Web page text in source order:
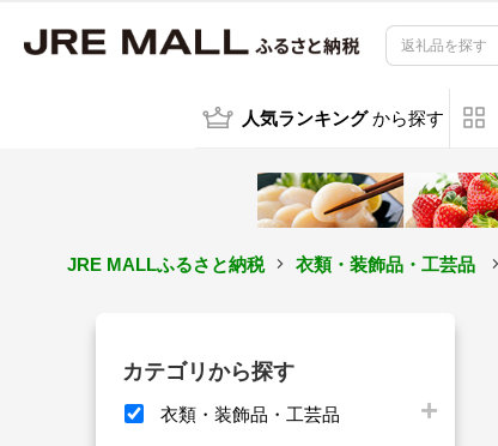
人気ランキング から探す
JRE MALLふるさと納税 衣類・装飾品・工芸品
カテゴリから探す
衣類・装飾品・工芸品